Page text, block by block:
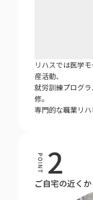
リハスでは医学
産活動、
就労訓練プログ
修。
専門的な職業リハ
ご自宅の近く